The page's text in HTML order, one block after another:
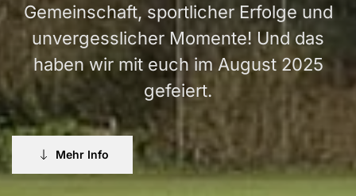
Gemeinschaft, sportlicher Erfolge und
unvergesslicher Momente! Und das
haben wir mit euch im August 2025
gefeiert.
Mehr Info